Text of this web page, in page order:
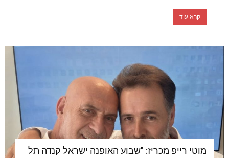
קרא עוד
מוטי רייפ מכריז: "שבוע האופנה ישראל קנדה תל